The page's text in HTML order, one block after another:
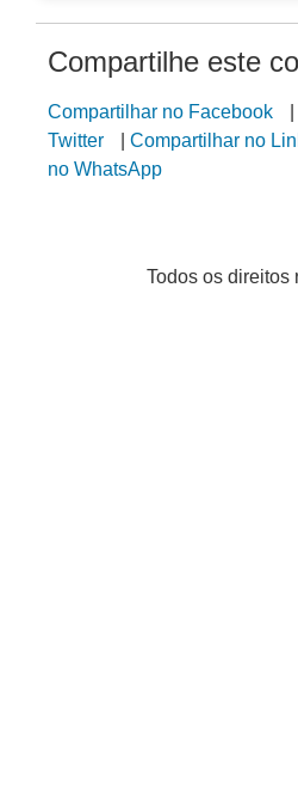
Compartilhe este
Compartilhar no Facebook
Twitter
Compartilhar no
no WhatsApp
Todos os direitos